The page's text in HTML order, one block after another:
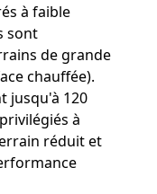
à faible
sont
de grande
chauffée).
jusqu'à 120
à
réduit et